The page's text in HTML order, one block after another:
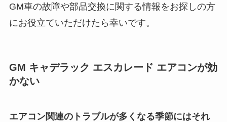
GM車の故障や部品交換に関する情報をお探しの方
にお役立ていただけたら幸いです。
GM キャデラック エスカレード エアコンが効
かない
エアコン関連のトラブルが多くなる季節にはそれ